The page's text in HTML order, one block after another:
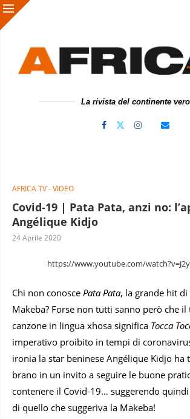
La rivista del continente vero
AFRICA TV - VIDEO
Covid-19 | Pata Pata, anzi no:
Angélique Kidjo
24 Aprile 2020
https://www.youtube.com/
Chi non conosce Pata Pata, la grande hit
Makeba? Forse non tutti sanno però che
canzone in lingua xhosa significa Tocca
imperativo proibito in tempi di
ironia la star beninese Angélique Kidjo ha
brano in un invito a seguire le buone
contenere il Covid-19… suggerendo
di quello che suggeriva la Makeba!